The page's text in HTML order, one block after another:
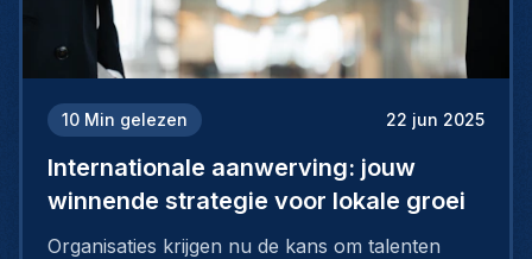
10 Min gelezen 22 jun 2025
Internationale aanwerving: jouw
winnende strategie voor lokale groei
Organisaties krijgen nu de kans om talenten